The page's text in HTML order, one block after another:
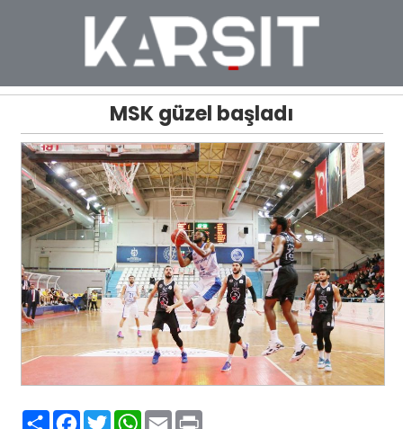
MSK güzel başladı
PaylaşFacebook
TwitterWhatsApp
EmailPrint